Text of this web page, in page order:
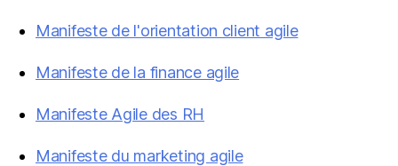
Manifeste de l'orientation client agile
Manifeste de la finance agile
Manifeste Agile des RH
Manifeste du marketing agile